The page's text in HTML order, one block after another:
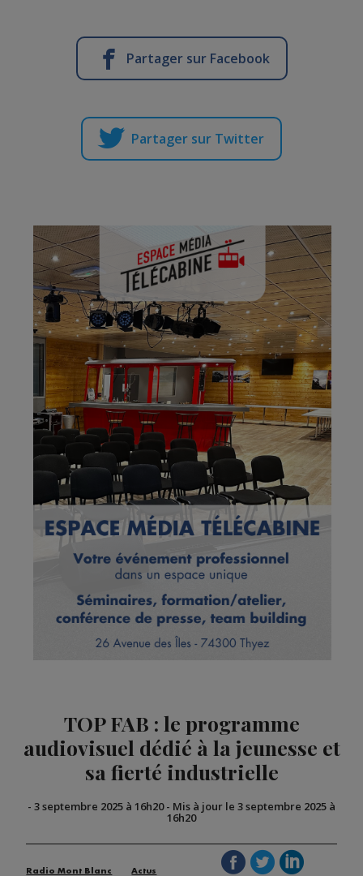
Partager sur Facebook
Partager sur Twitter
TOP FAB : le programme
audiovisuel dédié à la jeunesse et
sa fierté industrielle
- 3 septembre 2025 à 16h20- Mis à jour le 3 septembre 2025 à
16h20
Radio Mont Blanc
Actus